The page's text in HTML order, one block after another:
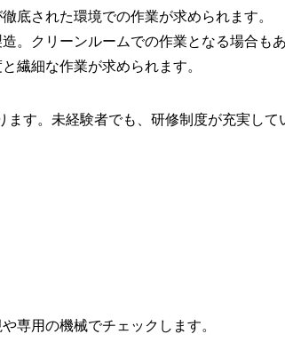
底された環境での作業が求められます。
。クリーンルームでの作業となる場合もあ
繊細な作業が求められます。
す。未経験者でも、研修制度が充実して
専用の機械でチェックします。